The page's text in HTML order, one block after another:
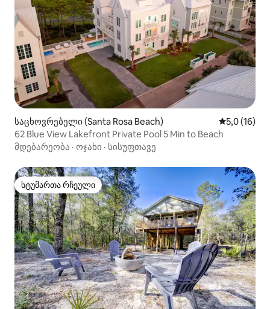
საცხოვრებელი (Santa Rosa Beach) საშუალო
5,0 (16)
62 Blue View Lakefront Private Pool 5 Min to Beach
მდებარეობა · ოჯახი · სისუფთავე
სტუმართა რჩეული
სტუმართა რჩეული